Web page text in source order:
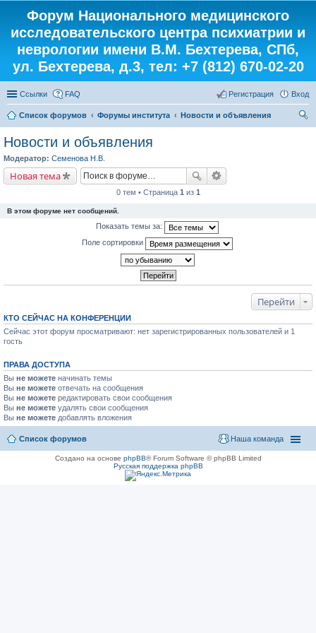
Форум Национального медицинского
исследовательского центра психиатрии и
неврологии имени В.М. Бехтерева, СПб,
ул. Бехтерева, д.3, тел: +7 (812) 670-02-20
Ссылки FAQ Вход
Регистрация
Список форумов Форумы института
Новости и объявления
Новости и объявления
Модератор: Семенова Н.В.
Новая тема
0 тем • Страница 1 из 1
В этом форуме нет сообщений.
Показать темы за:
Поле сортировки
Перейти
КТО СЕЙЧАС НА КОНФЕРЕНЦИИ
Сейчас этот форум просматривают: нет зарегистрированных пользователей и 1
гость
ПРАВА ДОСТУПА
Вы не можете начинать темы
Вы не можете отвечать на сообщения
Вы не можете редактировать свои сообщения
Вы не можете удалять свои сообщения
Вы не можете добавлять вложения
Список форумов Наша команда
Создано на основе phpBB® Forum Software © phpBB Limited
Русская поддержка phpBB